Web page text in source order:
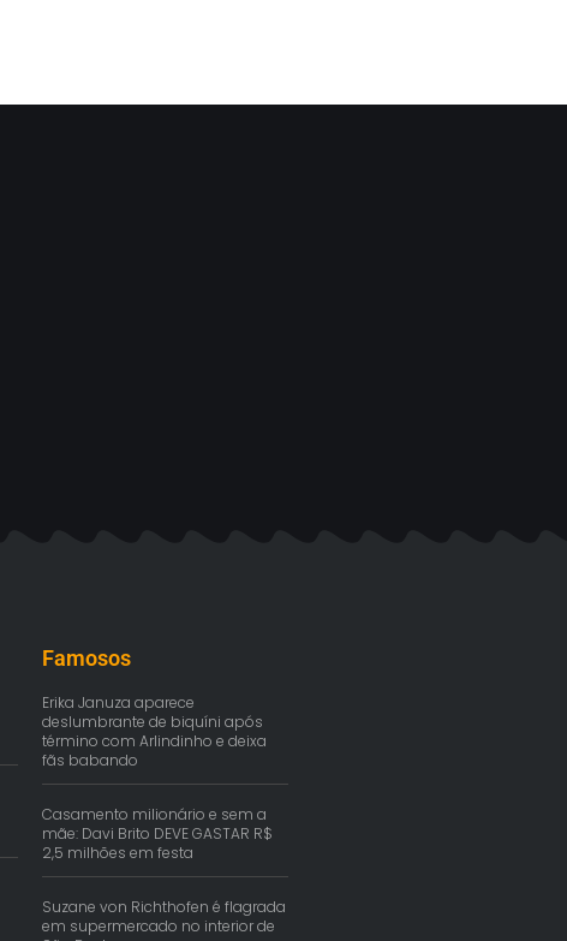
Famosos
Erika Januza aparece
deslumbrante de biquíni após
término com Arlindinho e deixa
fãs babando
Casamento milionário e sem a
mãe: Davi Brito DEVE GASTAR R$
2,5 milhões em festa
Suzane von Richthofen é flagrada
em supermercado no interior de